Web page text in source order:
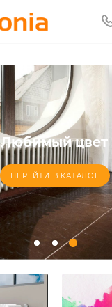
Любимый цвет
ПЕРЕЙТИ В КАТАЛОГ